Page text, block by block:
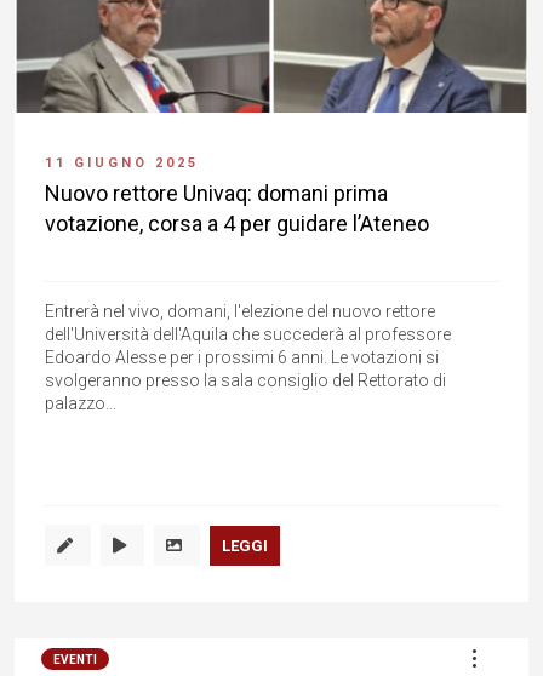
11 GIUGNO 2025
Nuovo rettore Univaq: domani prima
votazione, corsa a 4 per guidare l’Ateneo
Entrerà nel vivo, domani, l'elezione del nuovo rettore
dell'Università dell'Aquila che succederà al professore
Edoardo Alesse per i prossimi 6 anni. Le votazioni si
svolgeranno presso la sala consiglio del Rettorato di
palazzo...
LEGGI
EVENTI